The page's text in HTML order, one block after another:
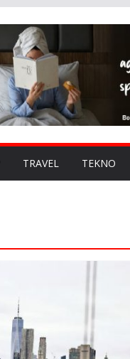
TRAVEL TEKNO